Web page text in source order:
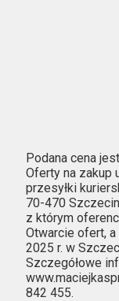
Podana cena
Oferty na zakup
przesyłki
70-470
z którym
Otwarcie ofert,
2025 r. w
Szczegółowe
842 455.